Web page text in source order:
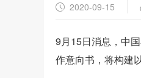
2020-09-15
9月15日消息，中
作意向书，将构建